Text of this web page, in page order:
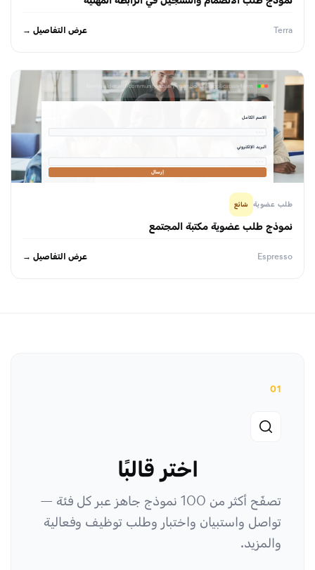
Terra عرض التفاصيل →
formbuilder.ai/f/community-library-membership-application-form
الاسم الكامل
البريد الإلكتروني
إرسال
طلب عضوية شائع
نموذج طلب عضوية مكتبة المجتمع
Espresso عرض التفاصيل →
01
اختر قالبًا
تصفّح أكثر من 100 نموذج جاهز عبر كل فئة —
تواصل واستبيان واختبار وطلب توظيف وفعالية
والمزيد.